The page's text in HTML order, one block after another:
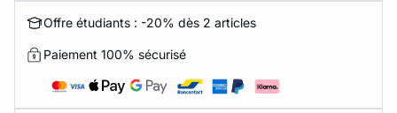
Offre étudiants : -20% dès 2 articles
Paiement 100% sécurisé